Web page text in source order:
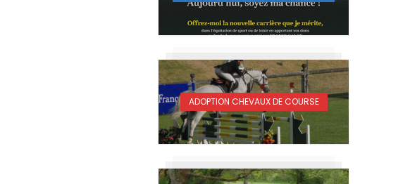
ADOPTION CHEVAUX DE COURSE